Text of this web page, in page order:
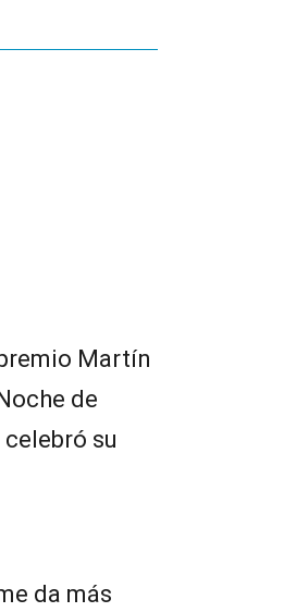
Martín
de
su
da más